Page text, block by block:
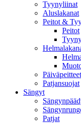
Tyynyliinat
Aluslakanat
Peitot &
Peitot
Päiväpeitteet
Patjansuojat
Sängyt
Patjat